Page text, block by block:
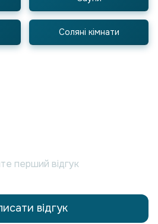
Соляні кімнати
перший відгук
відгук